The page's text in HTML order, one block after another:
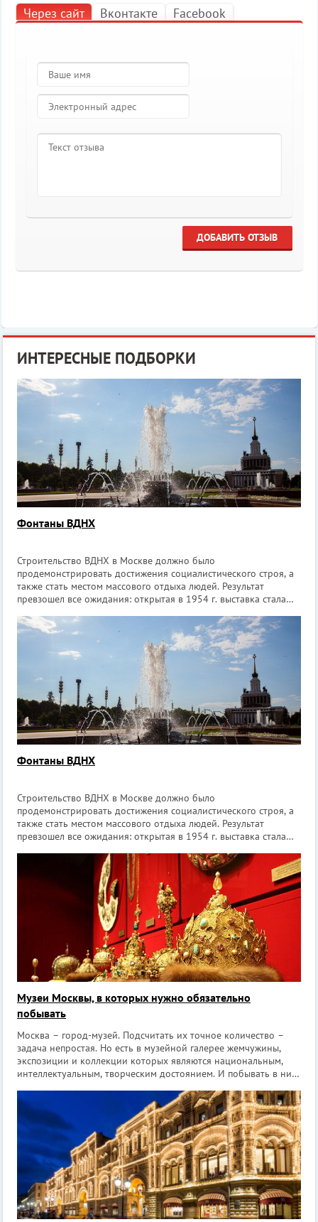
Через сайт Вконтакте Facebook
ДОБАВИТЬ ОТЗЫВ
ИНТЕРЕСНЫЕ ПОДБОРКИ
Фонтаны ВДНХ
Строительство ВДНХ в Москве должно было
продемонстрировать достижения социалистического строя, а
также стать местом массового отдыха людей. Результат
превзошел все ожидания: открытая в 1954 г. выставка стала
множеством достопримечательностей. Ежегодно
Фонтаны ВДНХ
Строительство ВДНХ в Москве должно было
продемонстрировать достижения социалистического строя, а
также стать местом массового отдыха людей. Результат
превзошел все ожидания: открытая в 1954 г. выставка стала
множеством достопримечательностей. Ежегодно
Музеи Москвы, в которых нужно обязательно
побывать
Москва – город-музей. Подсчитать их точное количество –
задача непростая. Но есть в музейной галерее жемчужины,
экспозиции и коллекции которых являются национальным,
интеллектуальным, творческим достоянием. И побывать в них
Увидеть величие ро